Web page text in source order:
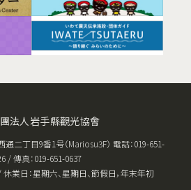
法人岩手縣觀光協會
二丁目9番1号（Mariosu3F） 電話：019-651-
/ 傳真：019-651-0637
業日：星期六、星期日、節假日，年末年初